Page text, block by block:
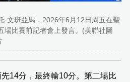
·文班亞馬，2026年6月12日周五在聖
場比賽前記者會上發言。(美聯社圖
14分，最終輸10分。第二場比